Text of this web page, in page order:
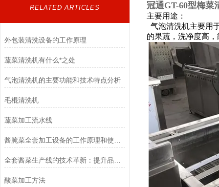
RELATED ARTICLES
外包装清洗设备的工作原理
蔬菜清洗机有什么*之处
气泡清洗机的主要功能和技术特点分析
毛棍清洗机
蔬菜加工流水线
酸菜加工方法
冠通GT-60型梅菜
主要用途：
气泡清洗机主要用
的果蔬，洗净度高